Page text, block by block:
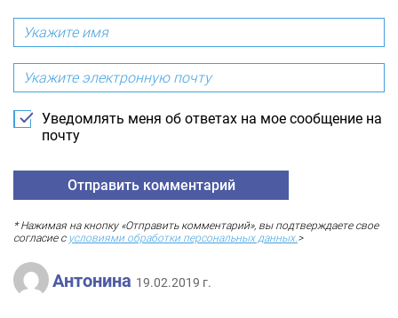
Уведомлять меня об ответах на мое сообщение на
почту
* Нажимая на кнопку «Отправить комментарий», вы подтверждаете свое
согласие с условиями обработки персональных данных.>
Антонина 19.02.2019 г.